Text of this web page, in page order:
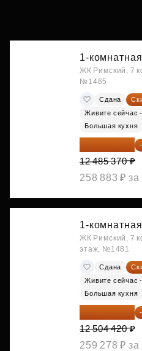
1-
ЖК Римский, 7
№1465
Сдана
Живите сейчас
Большая кухня
12 485 370 ₽
258 883 ₽ за
1-
ЖК Римский, 7
этаж, №1481
Сдана
Живите сейчас
Большая кухня
12 504 420 ₽
259 278 ₽ за